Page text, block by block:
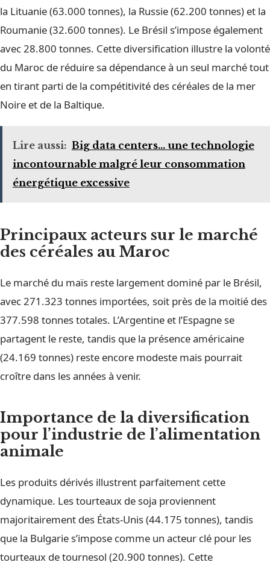
la Lituanie (63.000 tonnes), la Russie (62.200 tonnes) et la
Roumanie (32.600 tonnes). Le Brésil s’impose également
avec 28.800 tonnes. Cette diversification illustre la volonté
du Maroc de réduire sa dépendance à un seul marché tout
en tirant parti de la compétitivité des céréales de la mer
Noire et de la Baltique.
Lire aussi: Big data centers... une technologie
incontournable malgré leur consommation
énergétique excessive
Principaux acteurs sur le marché
des céréales au Maroc
Le marché du maïs reste largement dominé par le Brésil,
avec 271.323 tonnes importées, soit près de la moitié des
377.598 tonnes totales. L’Argentine et l’Espagne se
partagent le reste, tandis que la présence américaine
(24.169 tonnes) reste encore modeste mais pourrait
croître dans les années à venir.
Importance de la diversification
pour l’industrie de l’alimentation
animale
Les produits dérivés illustrent parfaitement cette
dynamique. Les tourteaux de soja proviennent
majoritairement des États-Unis (44.175 tonnes), tandis
que la Bulgarie s’impose comme un acteur clé pour les
tourteaux de tournesol (20.900 tonnes). Cette